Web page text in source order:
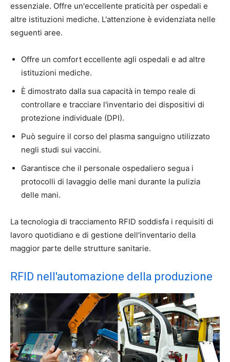
essenziale. Offre un'eccellente praticità per ospedali e
altre istituzioni mediche. L'attenzione è evidenziata nelle
seguenti aree.
Offre un comfort eccellente agli ospedali e ad altre
istituzioni mediche.
È dimostrato dalla sua capacità in tempo reale di
controllare e tracciare l'inventario dei dispositivi di
protezione individuale (DPI).
Può seguire il corso del plasma sanguigno utilizzato
negli studi sui vaccini.
Garantisce che il personale ospedaliero segua i
protocolli di lavaggio delle mani durante la pulizia
delle mani.
La tecnologia di tracciamento RFID soddisfa i requisiti di
lavoro quotidiano e di gestione dell'inventario della
maggior parte delle strutture sanitarie.
RFID nell'automazione della produzione